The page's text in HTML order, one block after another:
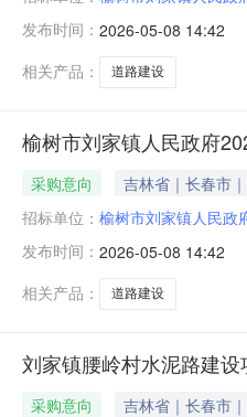
发布时间： 2026-05-08 14:42
相关产品：
道路建设
榆树市刘家镇人民政府
采购意向 吉林省｜长春市
招标单位： 榆树市刘家镇人民政
发布时间： 2026-05-08 14:42
相关产品：
道路建设
刘家镇腰岭村水泥路建设
采购意向 吉林省｜长春市